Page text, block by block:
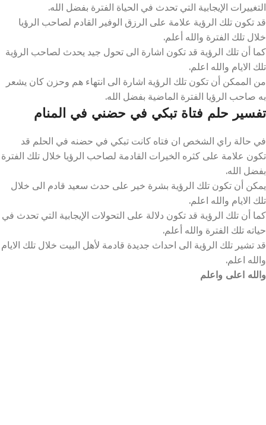
التغييرات الإيجابية التي تحدث في الحياة الفترة بفضل الله.
قد تكون تلك الرؤية علامة على الرزق الوفير القادم لصاحب الرؤيا
خلال تلك الفترة والله أعلم.
كما أن تلك الرؤية قد تكون اشارة الى تحول جيد يحدث لصاحب الرؤية
تلك الايام والله اعلم.
من الممكن أن تكون تلك الرؤية اشارة الى انتهاء هم وحزن كان يشعر
به صاحب الرؤيا الفترة الماضية بفضل الله.
تفسير حلم فتاة تبكي في حضني في المنام
في حالة راي الشخص ان فتاه كانت تبكي في حضنه في الحلم قد
تكون علامة على كثره الخيرات القادمة لصاحب الرؤيا خلال تلك الفترة
بفضل الله.
يمكن أن تكون تلك الرؤية بشرة خير على حدث سعيد قادم الى خلال
تلك الايام والله اعلم.
كما أن تلك الرؤية قد تكون دلالة على التحولات الإيجابية التي تحدث في
حياته تلك الفترة والله أعلم.
قد تشير تلك الرؤية الى احداث جديدة قادمة لأهل البيت خلال تلك الايام
والله اعلم.
والله اعلى واعلم